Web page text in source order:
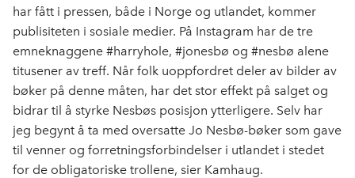
har fått i pressen, både i Norge og utlandet, kommer
publisiteten i sosiale medier. På Instagram har de tre
emneknaggene #harryhole, #jonesbø og #nesbø alene
titusener av treff. Når folk uoppfordret deler av bilder av
bøker på denne måten, har det stor effekt på salget og
bidrar til å styrke Nesbøs posisjon ytterligere. Selv har
jeg begynt å ta med oversatte Jo Nesbø-bøker som gave
til venner og forretningsforbindelser i utlandet i stedet
for de obligatoriske trollene, sier Kamhaug.